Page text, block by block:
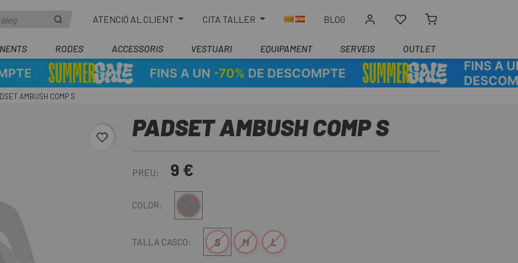
ATENCIÓ AL CLIENT CITA TALLER BLOG
RODES ACCESSORIS VESTUARI EQUIPAMENT SERVEIS OUTLET
AMBUSH COMP S
favorite_borderPADSET AMBUSH COMP S
PREU: 9 €
COLOR: Gris
TALLA CASCO: S M L